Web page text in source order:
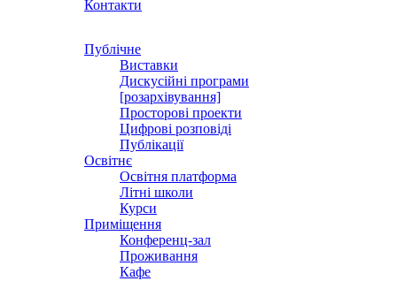
Контакти
Публічне
Виставки
Дискусійні програми
[розархівування]
Просторові проекти
Цифрові розповіді
Публікації
Освітнє
Освітня платформа
Літні школи
Курси
Приміщення
Конференц-зал
Проживання
Кафе